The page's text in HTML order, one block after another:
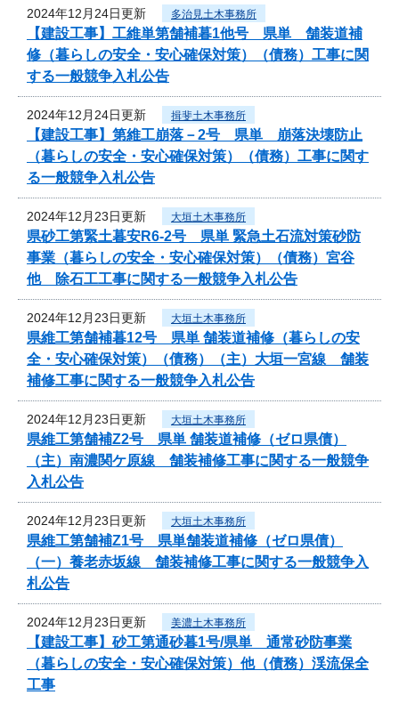
2024年12月24日更新 多治見土木事務所
【建設工事】工維単第舗補暮1他号 県単 舗装道補
修（暮らしの安全・安心確保対策）（債務）工事に関
する一般競争入札公告
2024年12月24日更新 揖斐土木事務所
【建設工事】第維工崩落－2号 県単 崩落決壊防止
（暮らしの安全・安心確保対策）（債務）工事に関す
る一般競争入札公告
2024年12月23日更新 大垣土木事務所
県砂工第緊土暮安R6-2号 県単 緊急土石流対策砂防
事業（暮らしの安全・安心確保対策）（債務）宮谷
他 除石工工事に関する一般競争入札公告
2024年12月23日更新 大垣土木事務所
県維工第舗補暮12号 県単 舗装道補修（暮らしの安
全・安心確保対策）（債務）（主）大垣一宮線 舗装
補修工事に関する一般競争入札公告
2024年12月23日更新 大垣土木事務所
県維工第舗補Z2号 県単 舗装道補修（ゼロ県債）
（主）南濃関ケ原線 舗装補修工事に関する一般競争
入札公告
2024年12月23日更新 大垣土木事務所
県維工第舗補Z1号 県単舗装道補修（ゼロ県債）
（一）養老赤坂線 舗装補修工事に関する一般競争入
札公告
2024年12月23日更新 美濃土木事務所
【建設工事】砂工第通砂暮1号/県単 通常砂防事業
（暮らしの安全・安心確保対策）他（債務）渓流保全
工事